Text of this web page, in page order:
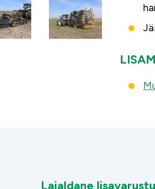
Laialdane